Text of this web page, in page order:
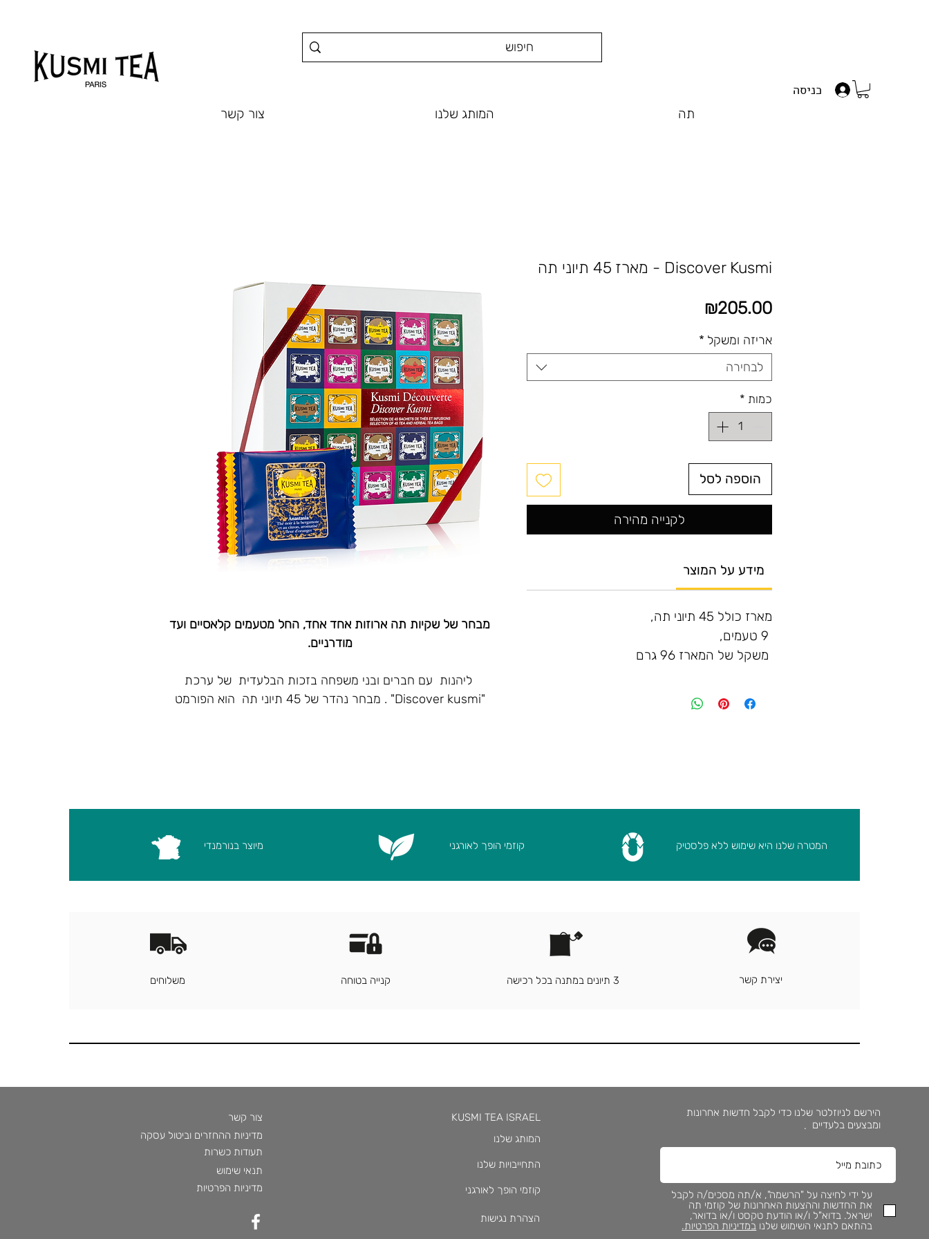
תה המותג שלנו צור קשר
כניסה
מבחר של שקיות תה ארוזות אחד אחד, החל מטעמים קלאסיים ועד
מודרניים.
ליהנות עם חברים ובני משפחה בזכות הבלעדית של ערכת
"Discover kusmi" . מבחר נהדר של 45 תיוני תה הוא הפורמט
אנסטסיה ,הנסיך ולדימיר , אנסטסיה לבנה, טרופי לבן, תה נענע , תה
יסמין ירוק , אקווה רוזה ,אקווה אקזוטיקה ,בי קול.
Discover Kusmi - מארז 45 תיוני תה
₪205.00
אריזה ומשקל *
לבחירה
כמות *
הוספה לסל
לקנייה מהירה
מידע על המוצר
מארז כולל 45 תיוני תה,
משקל של המארז 96 גרם
מיוצר בנורמנדי קוזמי הופך לאורגני המטרה שלנו היא שימוש ללא פלסטיק
משלוחים קנייה בטוחה 3 תיונים במתנה בכל רכישה יצירת קשר
צור קשר
מדיניות ההחזרים וביטול עסקה
תנאי שימוש
מדיניות הפרטיות
תעודות כשרות
KUSMI TEA ISRAEL
המותג שלנו
התחייבויות שלנו
קוזמי הופך לאורגני
הצהרת נגישות
הירשם לניוזלטר שלנו כדי לקבל חדשות אחרונות
ומבצעים בלעדיים .
על ידי לחיצה על "הרשמה", א/תה מסכים/ה לקבל
את החדשות וההצעות האחרונות של קוזמי תה
ישראל. בדוא"ל ו/או הודעת טקסט ו/או בדואר,
בהתאם לתנאי השימוש שלנו במדיניות הפרטיות.